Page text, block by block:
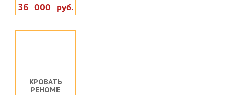
36 000 руб.
КРОВАТЬ
РЕНОМЕ